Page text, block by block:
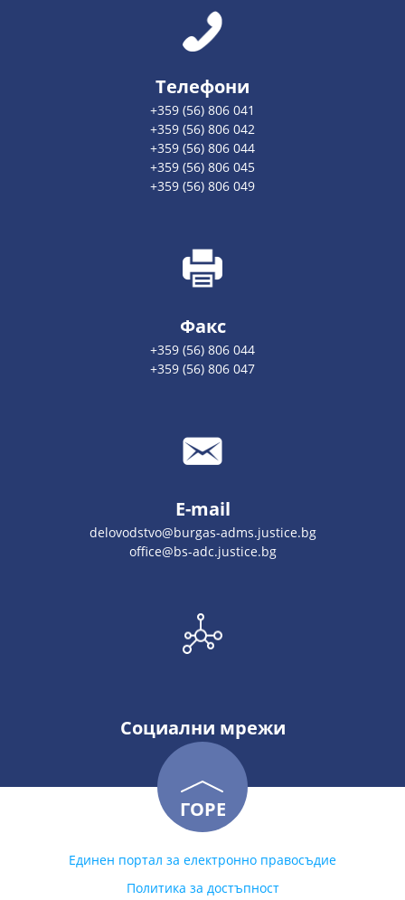
Телефони
+359 (56) 806 041
+359 (56) 806 042
+359 (56) 806 044
+359 (56) 806 045
+359 (56) 806 049
Факс
+359 (56) 806 044
+359 (56) 806 047
E-mail
delovodstvo@burgas-adms.justice.bg
office@bs-adc.justice.bg
Социални мрежи
ГОРЕ
Единен портал за електронно правосъдие
Политика за достъпност